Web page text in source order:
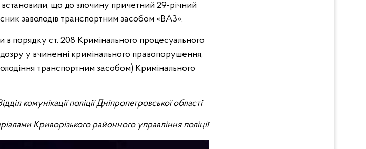
встановили, що до злочину причетний 29-річний
заволодів транспортним засобом «ВАЗ».
в порядку ст. 208 Кримінального процесуального
у вчиненні кримінального правопорушення,
транспортним засобом) Кримінального
комунікації поліції Дніпропетровської області
Криворізького районного управління поліції